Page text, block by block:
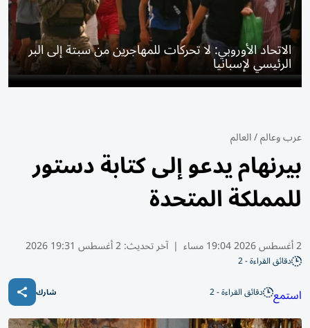
الاتحاد الأوروبي: لا تحركات للمهاجرين من سبتة إلى البر
الرئيسي لإسبانيا
عرب وعالم/العالم
بيرنهام يدعو إلى كتابة دستور
للمملكة المتحدة
2 أغسطس 2026 19:04 مساء | آخر تحديث:2 أغسطس 19:31 2026
دقائق القراءة - 2
استمع دقائق القراءة - 2 شارك